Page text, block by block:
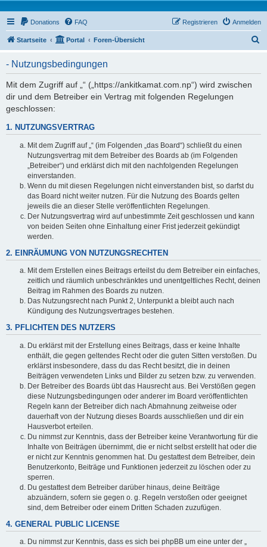
Donations FAQ Anmelden
Registrieren
Startseite Portal Foren-Übersicht
- Nutzungsbedingungen
Mit dem Zugriff auf „“ („https://ankitkamat.com.np“) wird zwischen
dir und dem Betreiber ein Vertrag mit folgenden Regelungen
geschlossen:
1. NUTZUNGSVERTRAG
Mit dem Zugriff auf „“ (im Folgenden „das Board“) schließt du einen
Nutzungsvertrag mit dem Betreiber des Boards ab (im Folgenden
„Betreiber“) und erklärst dich mit den nachfolgenden Regelungen
einverstanden.
Wenn du mit diesen Regelungen nicht einverstanden bist, so darfst du
das Board nicht weiter nutzen. Für die Nutzung des Boards gelten
jeweils die an dieser Stelle veröffentlichten Regelungen.
Der Nutzungsvertrag wird auf unbestimmte Zeit geschlossen und kann
von beiden Seiten ohne Einhaltung einer Frist jederzeit gekündigt
werden.
2. EINRÄUMUNG VON NUTZUNGSRECHTEN
Mit dem Erstellen eines Beitrags erteilst du dem Betreiber ein einfaches,
zeitlich und räumlich unbeschränktes und unentgeltliches Recht, deinen
Beitrag im Rahmen des Boards zu nutzen.
Das Nutzungsrecht nach Punkt 2, Unterpunkt a bleibt auch nach
Kündigung des Nutzungsvertrages bestehen.
3. PFLICHTEN DES NUTZERS
Du erklärst mit der Erstellung eines Beitrags, dass er keine Inhalte
enthält, die gegen geltendes Recht oder die guten Sitten verstoßen. Du
erklärst insbesondere, dass du das Recht besitzt, die in deinen
Beiträgen verwendeten Links und Bilder zu setzen bzw. zu verwenden.
Der Betreiber des Boards übt das Hausrecht aus. Bei Verstößen gegen
diese Nutzungsbedingungen oder anderer im Board veröffentlichten
Regeln kann der Betreiber dich nach Abmahnung zeitweise oder
dauerhaft von der Nutzung dieses Boards ausschließen und dir ein
Hausverbot erteilen.
Du nimmst zur Kenntnis, dass der Betreiber keine Verantwortung für die
Inhalte von Beiträgen übernimmt, die er nicht selbst erstellt hat oder die
er nicht zur Kenntnis genommen hat. Du gestattest dem Betreiber, dein
Benutzerkonto, Beiträge und Funktionen jederzeit zu löschen oder zu
sperren.
Du gestattest dem Betreiber darüber hinaus, deine Beiträge
abzuändern, sofern sie gegen o. g. Regeln verstoßen oder geeignet
sind, dem Betreiber oder einem Dritten Schaden zuzufügen.
4. GENERAL PUBLIC LICENSE
Du nimmst zur Kenntnis, dass es sich bei phpBB um eine unter der „